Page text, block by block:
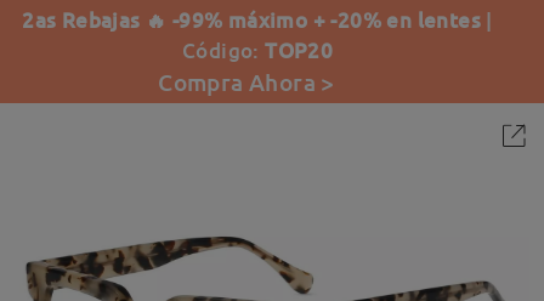
2as Rebajas 🔥 -99% máximo + -20% en lentes |
Código:TOP20
Compra Ahora >